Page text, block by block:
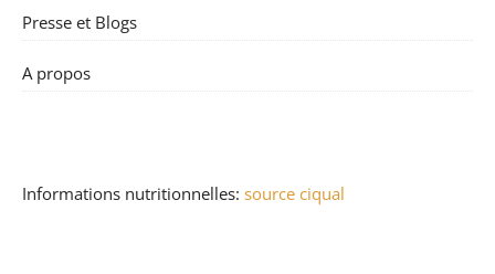
Presse et Blogs
A propos
Informations nutritionnelles: source ciqual